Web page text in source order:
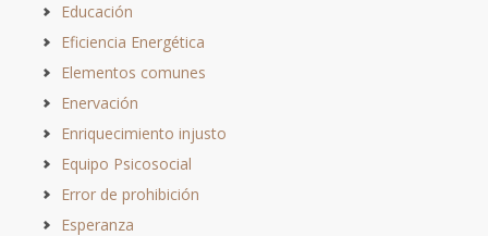
Educación
Eficiencia Energética
Elementos comunes
Enervación
Enriquecimiento injusto
Equipo Psicosocial
Error de prohibición
Esperanza